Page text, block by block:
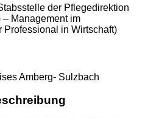
der Pflegedirektion
Management im
in Wirtschaft)
Amberg- Sulzbach